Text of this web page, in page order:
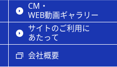
CM・
WEB動画ギャラリー
サイトのご利用に
あたって
会社概要